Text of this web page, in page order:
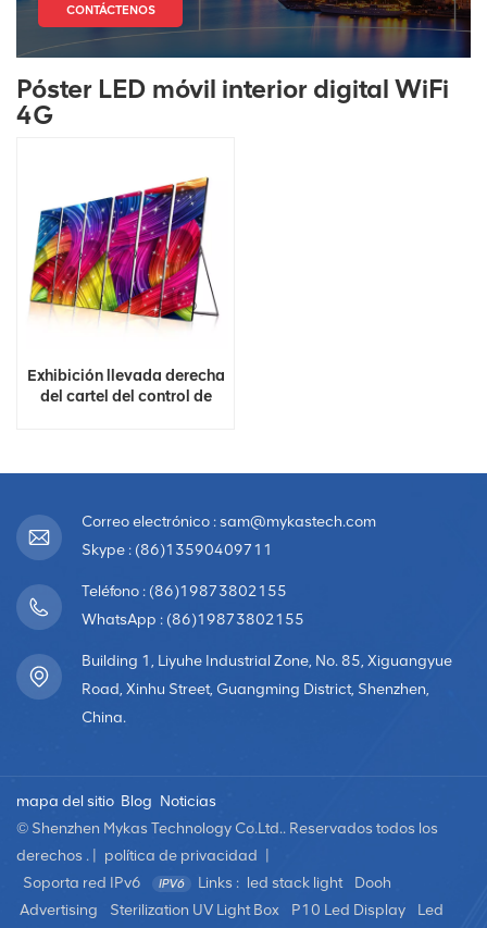
CONTÁCTENOS
Póster LED móvil interior digital WiFi
4G
Exhibición llevada derecha
del cartel del control de
Correo electrónico : sam@mykastech.com
Skype : (86)13590409711
Teléfono : (86)19873802155
WhatsApp : (86)19873802155
Building 1, Liyuhe Industrial Zone, No. 85, Xiguangyue
Road, Xinhu Street, Guangming District, Shenzhen,
China.
mapa del sitio Blog Noticias
© Shenzhen Mykas Technology Co.Ltd.. Reservados todos los
derechos . |
política de privacidad
Soporta red IPv6
Links : led stack light
Dooh
Advertising
Sterilization UV Light Box P10 Led Display
Led